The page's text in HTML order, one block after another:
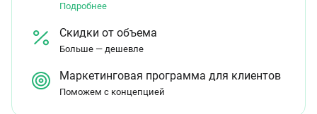
Подробнее
Скидки от объема
Больше — дешевле
Маркетинговая программа для клиентов
Поможем с концепцией